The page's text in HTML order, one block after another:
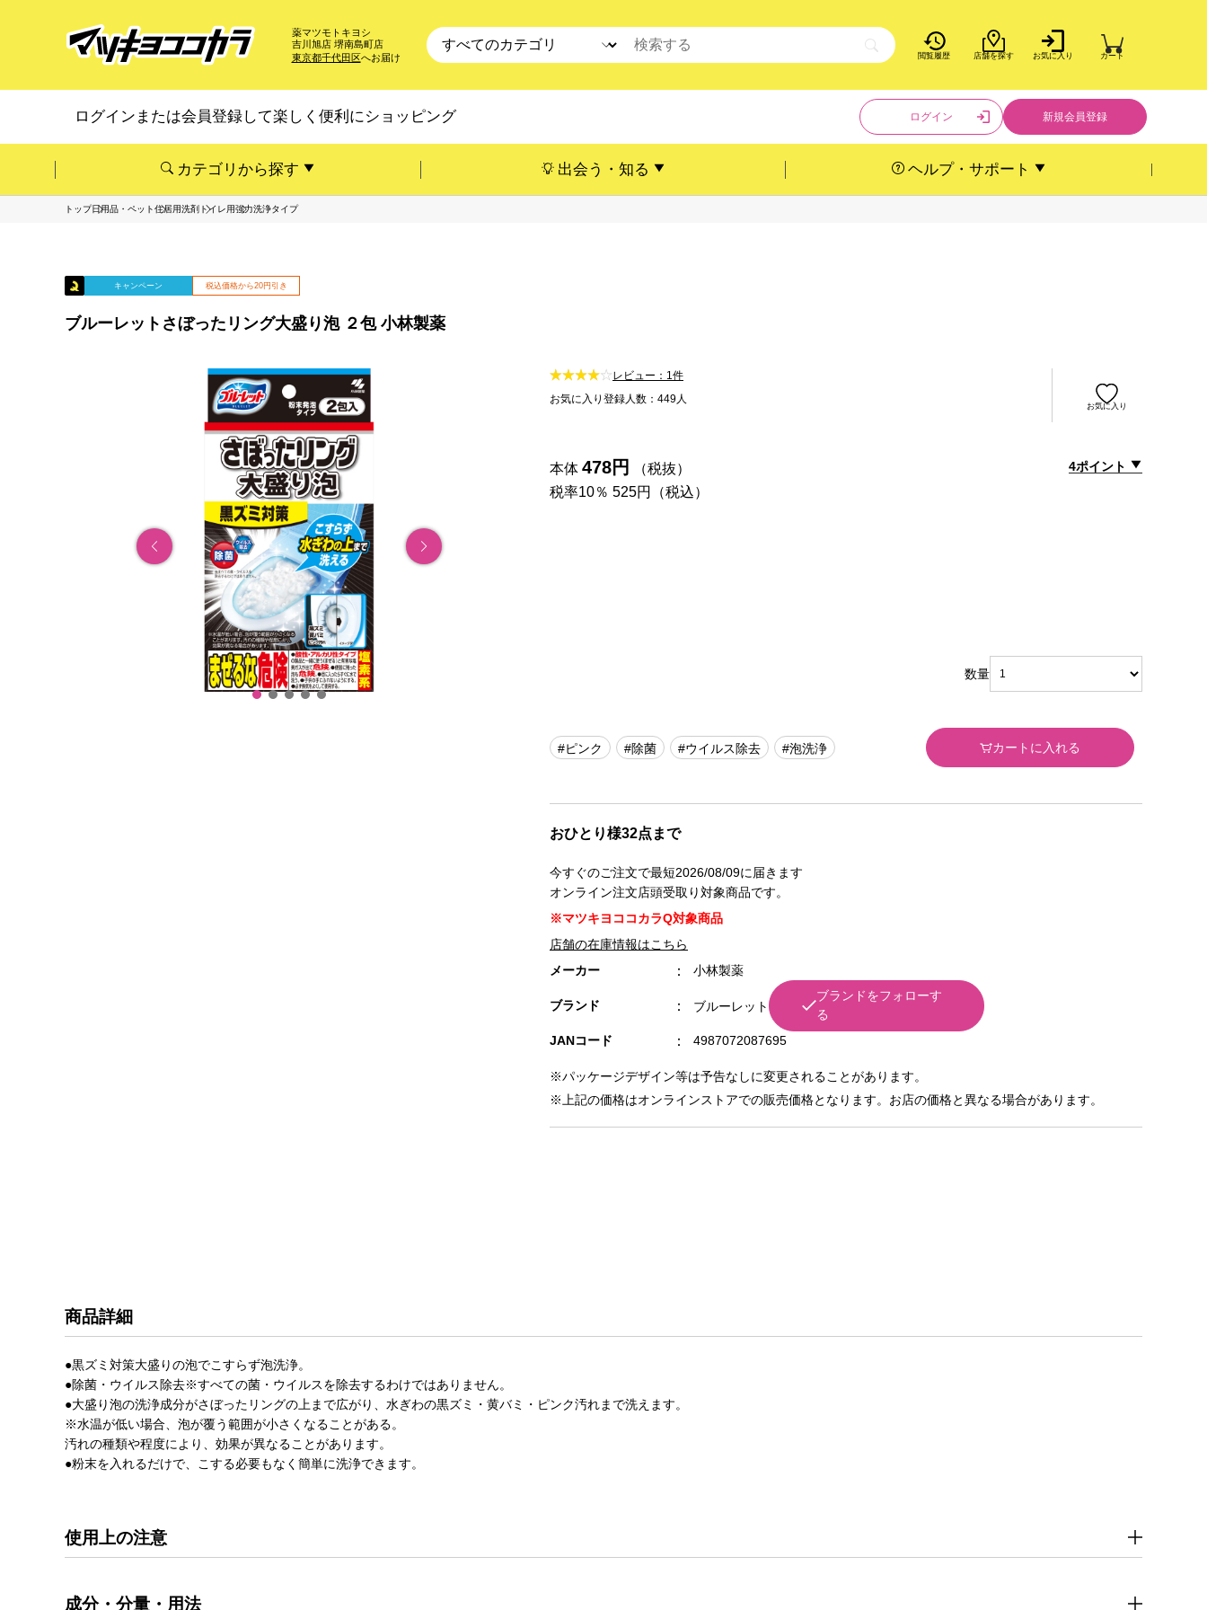
薬マツモトキヨシ
吉川旭店 堺南島町店
東京都千代田区へお届け 閲覧履歴 店舗を探す お気に入り カート
ログインまたは会員登録して楽しく便利にショッピング ログイン 新規会員登録
カテゴリから探す 出会う・知る ヘルプ・サポート
トップ日用品・ペット住居用洗剤 トイレ用強力洗浄タイプ
キャンペーン 税込価格から20円引き
ブルーレットさぼったリング大盛り泡 ２包 小林製薬
レビュー：1件
お気に入り登録人数：449人
お気に入り
本体 478円
（税抜）
税率10％ 525円（税込）
4ポイント
#ピンク #除菌 #ウイルス除去 #泡洗浄
おひとり様32点まで
今すぐのご注文で最短2026/08/09に届きます
オンライン注文店頭受取り対象商品です。
※マツキヨココカラQ対象商品
店舗の在庫情報はこちら
メーカー 小林製薬
ブランド ブルーレット
ブランドをフォローす
る
JANコード
4987072087695
※パッケージデザイン等は予告なしに変更されることがあります。
※上記の価格はオンラインストアでの販売価格となります。お店の価格と異なる場合があります。
数量
カートに入れる
商品詳細
●黒ズミ対策大盛りの泡でこすらず泡洗浄。
●除菌・ウイルス除去※すべての菌・ウイルスを除去するわけではありません。
●大盛り泡の洗浄成分がさぼったリングの上まで広がり、水ぎわの黒ズミ・黄バミ・ピンク汚れまで洗えます。
※水温が低い場合、泡が覆う範囲が小さくなることがある。
汚れの種類や程度により、効果が異なることがあります。
●粉末を入れるだけで、こする必要もなく簡単に洗浄できます。
使用上の注意
成分・分量・用法